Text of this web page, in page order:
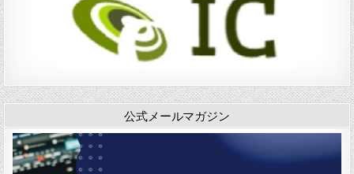
公式メールマガジン